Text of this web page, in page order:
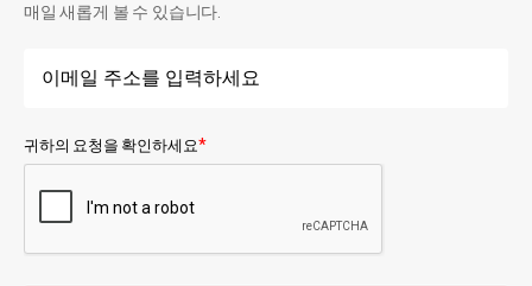
매일 새롭게 볼 수 있습니다.
귀하의 요청을 확인하세요*